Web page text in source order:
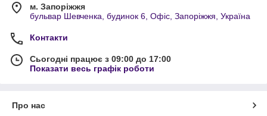
м. Запоріжжя
бульвар Шевченка, будинок 6, Офіс, Запоріжжя, Україна
Контакти
Сьогодні працює з 09:00 до 17:00
Показати весь графік роботи
Про нас